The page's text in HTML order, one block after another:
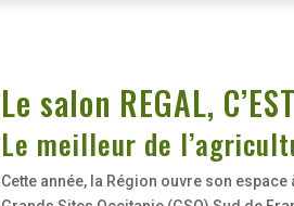
Le salon REGAL,
Le meilleur de
Cette année, la Région ouvre son